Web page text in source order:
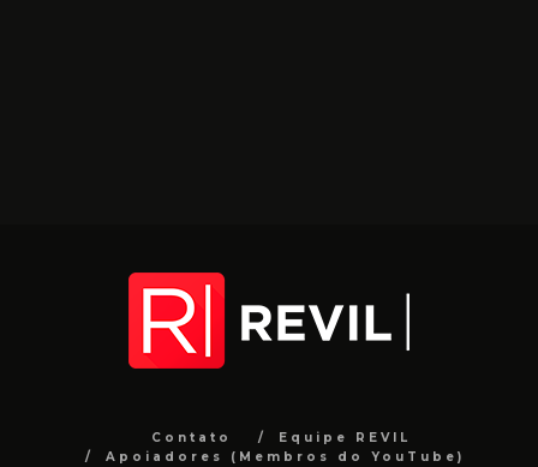
Contato
Equipe REVIL
Apoiadores (Membros do YouTube)